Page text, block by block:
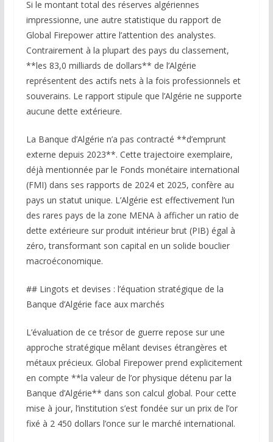
Si le montant total des réserves algériennes
impressionne, une autre statistique du rapport de
Global Firepower attire l’attention des analystes.
Contrairement à la plupart des pays du classement,
**les 83,0 milliards de dollars** de l’Algérie
représentent des actifs nets à la fois professionnels et
souverains. Le rapport stipule que l’Algérie ne supporte
aucune dette extérieure.
La Banque d’Algérie n’a pas contracté **d’emprunt
externe depuis 2023**. Cette trajectoire exemplaire,
déjà mentionnée par le Fonds monétaire international
(FMI) dans ses rapports de 2024 et 2025, confère au
pays un statut unique. L’Algérie est effectivement l’un
des rares pays de la zone MENA à afficher un ratio de
dette extérieure sur produit intérieur brut (PIB) égal à
zéro, transformant son capital en un solide bouclier
macroéconomique.
## Lingots et devises : l’équation stratégique de la
Banque d’Algérie face aux marchés
L’évaluation de ce trésor de guerre repose sur une
approche stratégique mêlant devises étrangères et
métaux précieux. Global Firepower prend explicitement
en compte **la valeur de l’or physique détenu par la
Banque d’Algérie** dans son calcul global. Pour cette
mise à jour, l’institution s’est fondée sur un prix de l’or
fixé à 2 450 dollars l’once sur le marché international.